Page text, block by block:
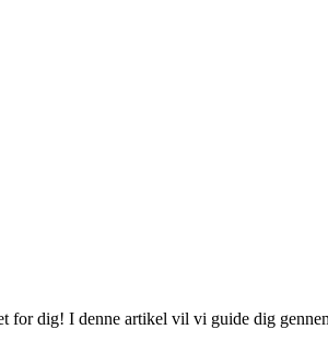
for dig! I denne artikel vil vi guide dig